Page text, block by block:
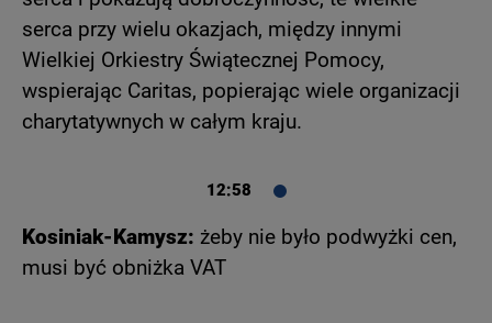
serca przy wielu okazjach, między innymi
Wielkiej Orkiestry Świątecznej Pomocy,
wspierając Caritas, popierając wiele organizacji
charytatywnych w całym kraju.
12:58
Kosiniak-Kamysz: żeby nie było podwyżki cen,
musi być obniżka VAT